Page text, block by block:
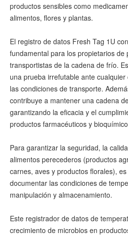
productos sensibles como
alimentos, flores y plantas.
El registro de datos Fresh Tag 1U
fundamental para los propietarios de
transportistas de la cadena de frío.
una prueba irrefutable ante
las condiciones de transporte.
contribuye a mantener una cadena
garantizando la eficacia y el
productos farmacéuticos y
Para garantizar la seguridad, la
alimentos perecederos (productos
carnes, aves y productos florales),
documentar las condiciones de
manipulación y almacenamiento.
Este registrador de datos de
crecimiento de microbios en